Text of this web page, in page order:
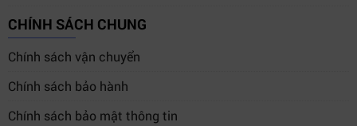
CHÍNH SÁCH CHUNG
Chính sách vận chuyển
Chính sách bảo hành
Chính sách bảo mật thông tin